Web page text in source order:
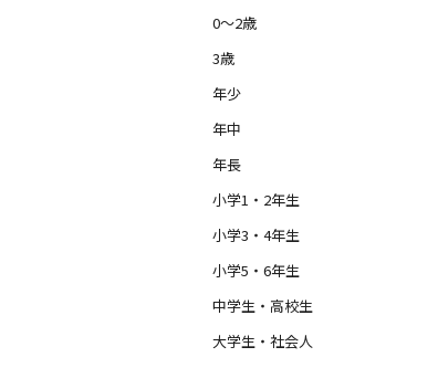
0～2歳
3歳
年少
年中
年長
小学1・2年生
小学3・4年生
小学5・6年生
中学生・高校生
大学生・社会人